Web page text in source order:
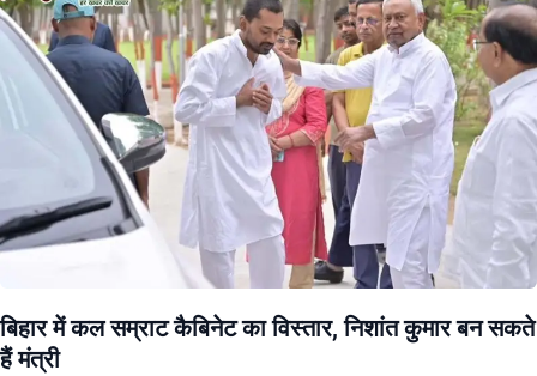
बिहार में कल सम्राट कैबिनेट का विस्तार, निशांत कुमार बन सकते
हैं मंत्री